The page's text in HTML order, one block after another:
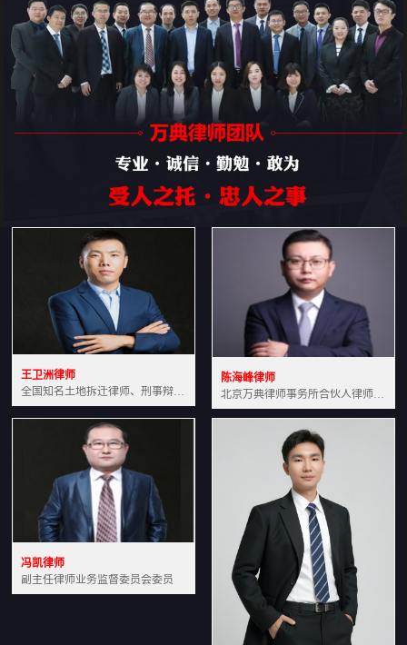
王卫洲律师
全国知名土地拆迁律师、刑事辩护律师北京万典律师事务所主任中国法学会会员北京市行政法研究会理事
陈海峰律师
北京万典律师事务所合伙人律师土地房产专业资深律师
冯凯律师
副主任律师业务监督委员会委员